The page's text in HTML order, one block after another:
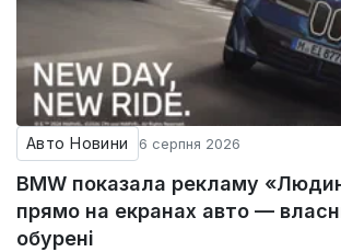
Авто Новини 6 серпня 2026
BMW показала рекламу
прямо на екранах авто —
обурені